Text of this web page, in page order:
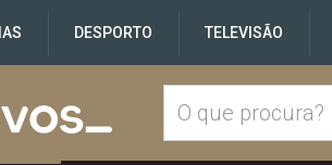
DESPORTO TELEVISÃO